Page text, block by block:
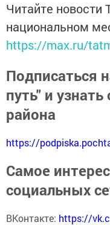
Читайте новости
национальном
https://max.ru/
Подписаться
путь" и
района
https://
Самое
социальных
ВКонтакте: https://